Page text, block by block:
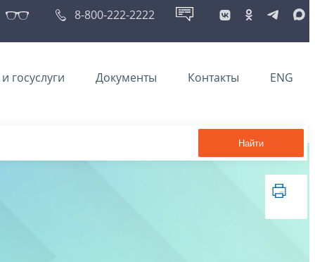
8-800-222-2222
госуслуги Документы Контакты ENG
Найти